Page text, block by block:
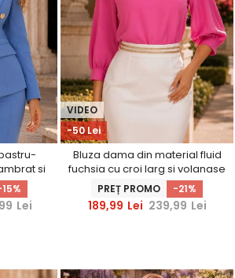
si
aurii-
Lei
-50 Lei
VIDEO
Bluza dama din material fluid
fuchsia cu croi larg si volanase
- StarShinerS
PREȚ PROMO -21%
189,99 Lei 239,99 Lei